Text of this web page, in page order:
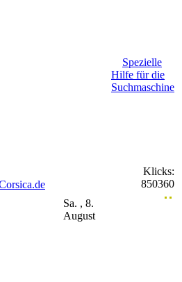
Spezielle
Hilfe für die
Suchmaschine
Klicks:
850360
Sa. , 8.
August